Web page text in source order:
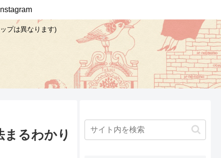
プは異なります)
Instagram
まるわかり